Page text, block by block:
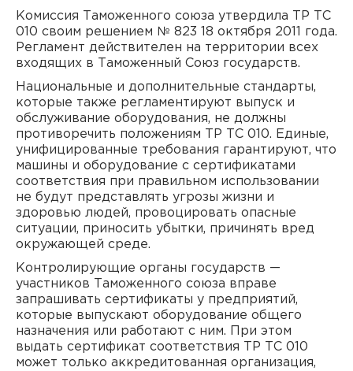
Комиссия Таможенного союза утвердила ТР ТС
010 своим решением № 823 18 октября 2011 года.
Регламент действителен на территории всех
входящих в Таможенный Союз государств.
Национальные и дополнительные стандарты,
которые также регламентируют выпуск и
обслуживание оборудования, не должны
противоречить положениям ТР ТС 010. Единые,
унифицированные требования гарантируют, что
машины и оборудование с сертификатами
соответствия при правильном использовании
не будут представлять угрозы жизни и
здоровью людей, провоцировать опасные
ситуации, приносить убытки, причинять вред
окружающей среде.
Контролирующие органы государств —
участников Таможенного союза вправе
запрашивать сертификаты у предприятий,
которые выпускают оборудование общего
назначения или работают с ним. При этом
выдать сертификат соответствия ТР ТС 010
может только аккредитованная организация,